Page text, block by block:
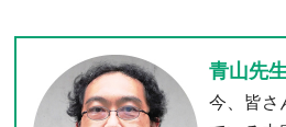
青山先
今、皆さ